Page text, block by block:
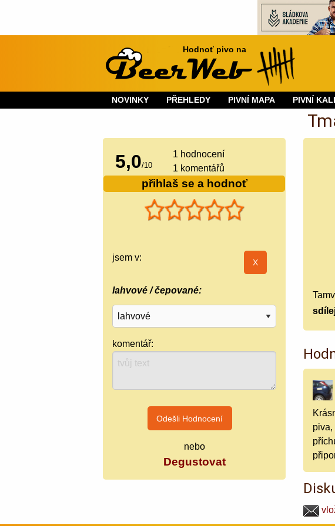
Hodnoť pivo na
NOVINKY PŘEHLEDY PIVNÍ MAPA PIVNÍ
5,0/10
1 hodnocení
1 komentářů
přihlaš se a hodnoť
jsem v:
lahvové / čepované:
komentář:
nebo
Degustovat
piva,